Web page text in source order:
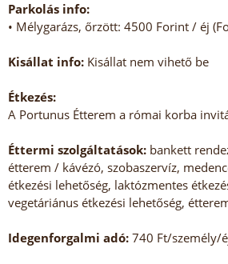
Parkolás info:
• Mélygarázs, őrzött: 4500 Forint / éj
Kisállat info: Kisállat nem vihető be
Étkezés:
A Portunus Étterem a római korba
Éttermi szolgáltatások: bankett
étterem / kávézó, szobaszervíz,
étkezési lehetőség, laktózmentes
vegetáriánus étkezési lehetőség,
Idegenforgalmi adó: 740 Ft/személy/